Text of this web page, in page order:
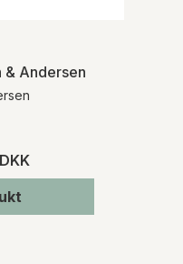
Andersen